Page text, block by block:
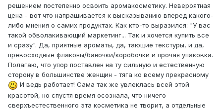
решением постепенно освоить аромакосметику. Невероятная
цена - вот что напрашивается к высказыванию вперед какого-
либо мнения о самих продуктах. Как кто-то выразился: "У вас
такой обволакивающий маркетинг... Так и хочется купить все
и сразу". Да, приятные ароматы, да, тающие текстуры, и да,
превосходные флаконы/баночки/коробочки и прочая упаковка.
Полагаю, что упор поставлен на ту сильную и естественную
сторону в большинстве женщин - тяга ко всему прекрасному
И ведь работает! Сама так же увлеклась всей этой
красотой, но спустя время осознала, что ничего
сверхъестественного эта косметика не творит, а отдельные